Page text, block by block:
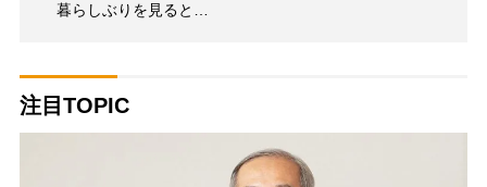
暮らしぶりを見ると…
注目TOPIC